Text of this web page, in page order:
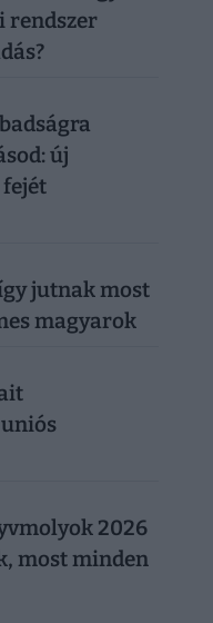
rendszer
új
jutnak most
magyarok
2026
most minden